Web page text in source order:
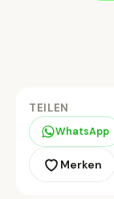
TEILEN
WhatsApp
Merken